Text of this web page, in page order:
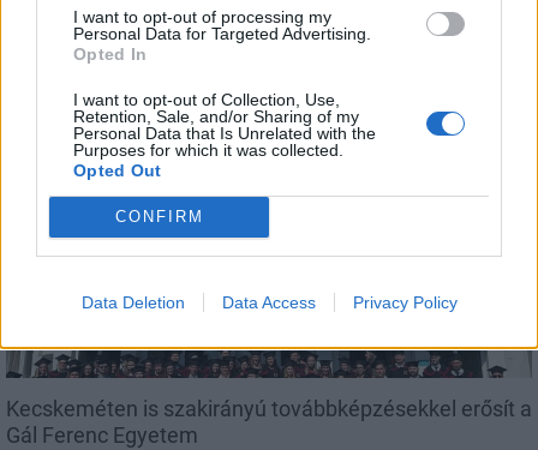
I want to opt-out of processing my
Personal Data for Targeted Advertising.
Opted In
I want to opt-out of Collection, Use,
Retention, Sale, and/or Sharing of my
Personal Data that Is Unrelated with the
Purposes for which it was collected.
Opted Out
CONFIRM
Data Deletion Data Access Privacy Policy
Megérkezett az eső a Duna vízgyűjtőjére
Kecskeméten is szakirányú továbbképzésekkel erősít a
Gál Ferenc Egyetem